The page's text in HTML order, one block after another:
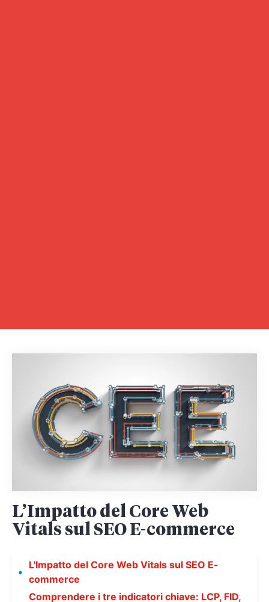
L’Impatto del Core Web
Vitals sul SEO E-commerce
L'Impatto del Core Web Vitals sul SEO E-
commerce
Comprendere i tre indicatori chiave: LCP, FID,